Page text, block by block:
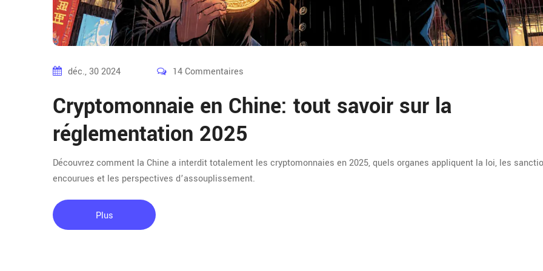
déc., 30 2024 14 Commentaires
Cryptomonnaie en Chine: tout savoir sur la
réglementation 2025
Découvrez comment la Chine a interdit totalement les cryptomonnaies en 2025, quels organes appliquent la loi, les
encourues et les perspectives d’assouplissement.
Plus